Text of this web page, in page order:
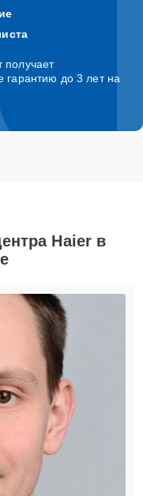
получает
гарантию до 3 лет на
Haier в